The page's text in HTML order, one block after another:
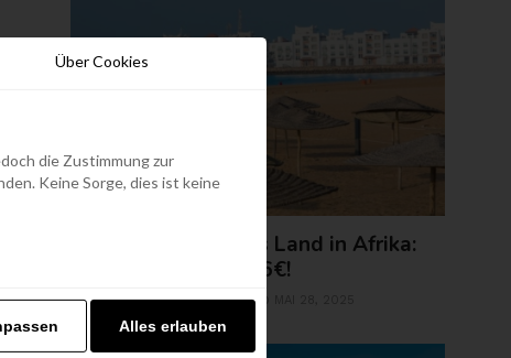
Erlebe exotisches Land in Afrika:
Agadir jetzt ab 56€!
BYKRISTINA POLACKOVA
Über Cookies
die Zustimmung zur
Keine Sorge, dies ist keine
Alles erlauben